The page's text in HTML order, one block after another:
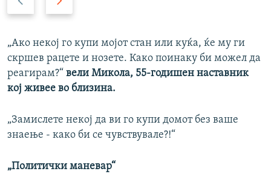
i
o
u
l
d
t
s
l
i
e
„Ако некој го купи мојот стан или куќа, ќе му ги
скршев рацете и нозете. Како поинаку би можел да
реагирам?“ вели Микола, 55-годишен наставник
кој живее во близина.
„Замислете некој да ви го купи домот без ваше
знаење - како би се чувствувале?!“
„Политички маневар“